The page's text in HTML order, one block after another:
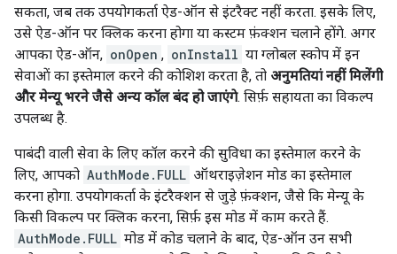
सकता, जब तक उपयोगकर्ता ऐड-ऑन से इंटरैक्ट नहीं करता. इसके लिए,
उसे ऐड-ऑन पर क्लिक करना होगा या कस्टम फ़ंक्शन चलाने होंगे. अगर
आपका ऐड-ऑन, onOpen , onInstall या ग्लोबल स्कोप में इन
सेवाओं का इस्तेमाल करने की कोशिश करता है, तो अनुमतियां नहीं मिलेंगी
और मेन्यू भरने जैसे अन्य कॉल बंद हो जाएंगे. सिर्फ़ सहायता का विकल्प
उपलब्ध है.
पाबंदी वाली सेवा के लिए कॉल करने की सुविधा का इस्तेमाल करने के
लिए, आपको AuthMode.FULL ऑथराइज़ेशन मोड का इस्तेमाल
करना होगा. उपयोगकर्ता के इंटरैक्शन से जुड़े फ़ंक्शन, जैसे कि मेन्यू के
किसी विकल्प पर क्लिक करना, सिर्फ़ इस मोड में काम करते हैं.
AuthMode.FULL मोड में कोड चलाने के बाद, ऐड-ऑन उन सभी